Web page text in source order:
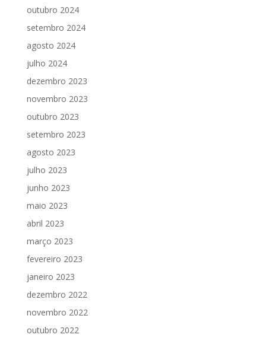
outubro 2024
setembro 2024
agosto 2024
julho 2024
dezembro 2023
novembro 2023
outubro 2023
setembro 2023
agosto 2023
julho 2023
junho 2023
maio 2023
abril 2023
março 2023
fevereiro 2023
janeiro 2023
dezembro 2022
novembro 2022
outubro 2022